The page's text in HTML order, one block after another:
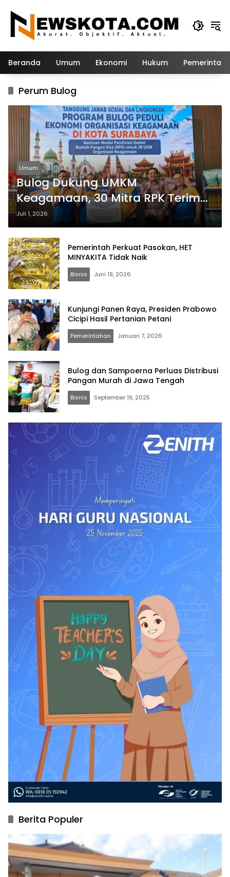
konten
Beranda Umum Ekonomi Hukum
Perum Bulog
Umum
Bulog Dukung UMKM
Keagamaan, 30 Mitra RPK Terima
Bantuan Modal dan Sembako
Juli 1, 2026
Pemerintah Perkuat Pasokan, HET
MINYAKITA Tidak Naik
Bisnis Juni 19, 2026
Kunjungi Panen Raya, Presiden Prabowo
Cicipi Hasil Pertanian Petani
Pemerintahan Januari 7, 2026
Bulog dan Sampoerna Perluas Distribusi
Pangan Murah di Jawa Tengah
Bisnis September 19, 2025
Berita Populer